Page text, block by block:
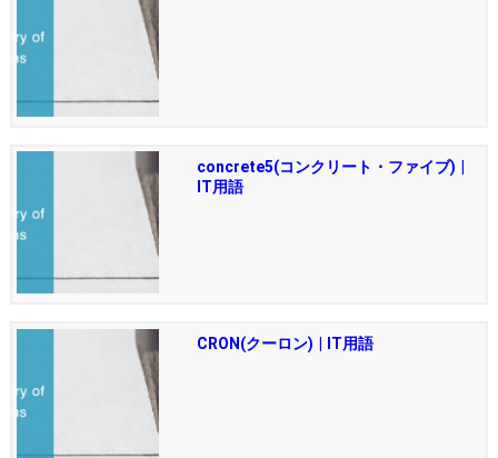
concrete5(コンクリート・ファイブ) |
IT用語
CRON(クーロン) | IT用語